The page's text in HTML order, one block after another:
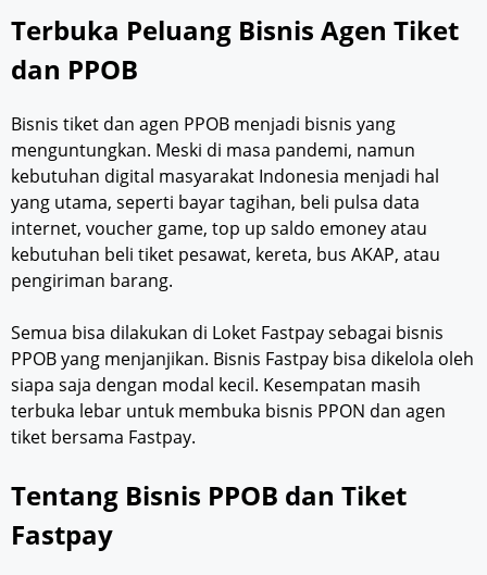
Terbuka Peluang Bisnis Agen Tiket
dan PPOB
Bisnis tiket dan agen PPOB menjadi bisnis yang
menguntungkan. Meski di masa pandemi, namun
kebutuhan digital masyarakat Indonesia menjadi hal
yang utama, seperti bayar tagihan, beli pulsa data
internet, voucher game, top up saldo emoney atau
kebutuhan beli tiket pesawat, kereta, bus AKAP, atau
pengiriman barang.
Semua bisa dilakukan di Loket Fastpay sebagai bisnis
PPOB yang menjanjikan. Bisnis Fastpay bisa dikelola oleh
siapa saja dengan modal kecil. Kesempatan masih
terbuka lebar untuk membuka bisnis PPON dan agen
tiket bersama Fastpay.
Tentang Bisnis PPOB dan Tiket
Fastpay